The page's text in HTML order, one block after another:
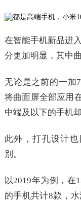
在智能手机新品进
分更加明显，其中
无论是之前的一加
将曲面屏全部应用
中端及以下的手机
此外，打孔设计
别。
以2019年为例，在
的手机共计8款，